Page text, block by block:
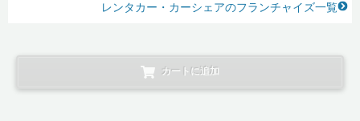
レンタカー・カーシェアのフランチャイズ一覧
カートに追加